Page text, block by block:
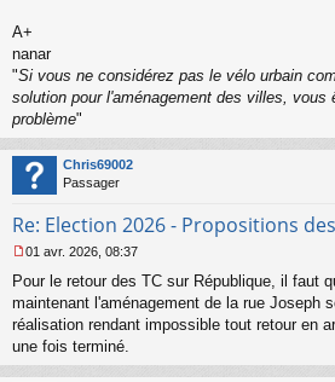
n
u
A+
nanar
"Si vous ne considérez pas le vélo urbain
solution pour l'aménagement des villes, vous
problème"
Chris69002
Passager
Re: Election 2026 - Propositions
e
s
s
g
01 avr. 2026, 08:37
Pour le retour des TC sur République, il faut
maintenant l'aménagement de la rue Joseph
réalisation rendant impossible tout retour en
une fois terminé.